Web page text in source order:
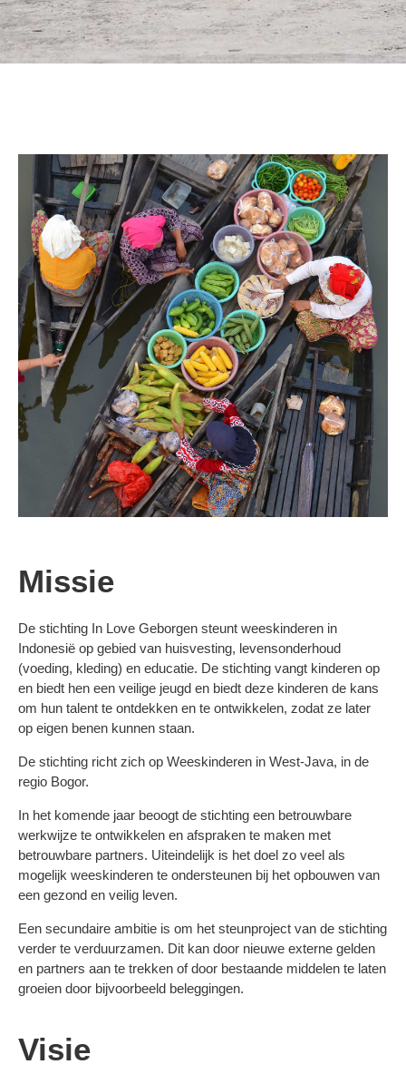
Missie
De stichting In Love Geborgen steunt weeskinderen in
Indonesië op gebied van huisvesting, levensonderhoud
(voeding, kleding) en educatie. De stichting vangt kinderen op
en biedt hen een veilige jeugd en biedt deze kinderen de kans
om hun talent te ontdekken en te ontwikkelen, zodat ze later
op eigen benen kunnen staan.
De stichting richt zich op Weeskinderen in West-Java, in de
regio Bogor.
In het komende jaar beoogt de stichting een betrouwbare
werkwijze te ontwikkelen en afspraken te maken met
betrouwbare partners. Uiteindelijk is het doel zo veel als
mogelijk weeskinderen te ondersteunen bij het opbouwen van
een gezond en veilig leven.
Een secundaire ambitie is om het steunproject van de stichting
verder te verduurzamen. Dit kan door nieuwe externe gelden
en partners aan te trekken of door bestaande middelen te laten
groeien door bijvoorbeeld beleggingen.
Visie